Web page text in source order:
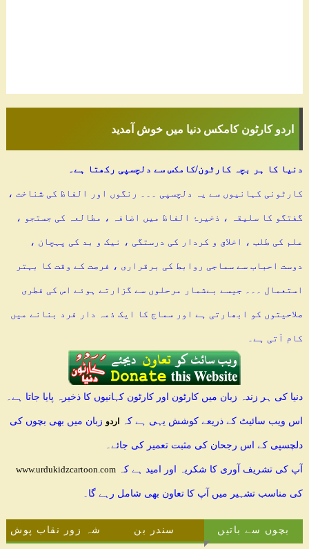
اردو کارٹون کامکس دنیا میں خوش آمدید
دنیا کا ہر بچہ کارٹون/کامکس سے دلچسپی رکھتا ہے۔
کارٹونی کہانیوں سے یہ دلچسپی ۔۔۔ رنگوں اور الفاظ کی شناخت ،
گفتگو کا سلیقہ ، ذخیرۂ الفاظ میں اضافہ ، مطالعہ کی جستجو ،
علم کی طلب ، اخلاق و کردار کی درستگی ، نیک و بد کی پہچان ،
دوست احباب سے سماجی روابط کی برقراری ، فرصت کے وقت کا بہتر
استعمال ۔۔۔ جیسے بےشمار مرحلوں سے گزارتے ہوئے اس کی فطری
صلاحیتوں کو ابھارتی ہے اور سماج کا ایک ذمہ دار فرد بنانے میں
کام آتی ہے۔
دنیا کی ہر زندہ زبان میں کارٹون اور کارٹون کہانیوں کا ذخیرہ پایا جاتا ہے۔
اس ویب سائیٹ کے ذریعے کوشش یہی ہے کہ اردو زبان میں بھی بچوں کی
دلچسپی کے اس رجحان کی مثبت تعمیر کی جائے۔
آپ کی تشریف آوری کا شکریہ اور امید ہے کہ www.urdukidzcartoon.com
کی مناسب تشہیر میں آپ کا تعاون بھی شامل رہے گا۔
بچوں سے باتیں سندر بن شہ زور نقاب پوش